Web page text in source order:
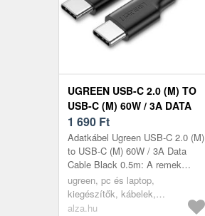
UGREEN USB-C 2.0 (M) TO
USB-C (M) 60W / 3A DATA
CABLE BLACK 0.5M
1 690 Ft
Adatkábel Ugreen USB-C 2.0 (M)
to USB-C (M) 60W / 3A Data
Cable Black 0.5m: A remek
Ugreen USB-C 2.0 (M) to USB-C
(M) 60W / 3A Data Cable Black
0.5...
ugreen, pc és laptop,
kiegészítők, kábelek,
konnektorok, kábelek
alza.hu